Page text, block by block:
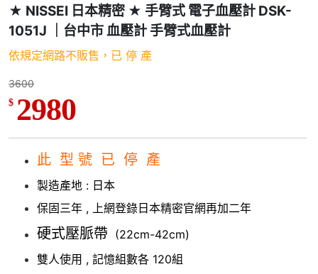
★ NISSEI 日本精密 ★ 手臂式 電子血壓計 DSK-
1051J ｜台中市 血壓計 手臂式血壓計
依規定網路不販售，已 停 產
3600
$ 2980
此 型 號 已 停 產
製造產地 : 日本
保固三年 , 上網登錄日本精密官網再加二年
硬式壓脈帶 (22cm-42cm)
雙人使用 , 記憶組數各 120組